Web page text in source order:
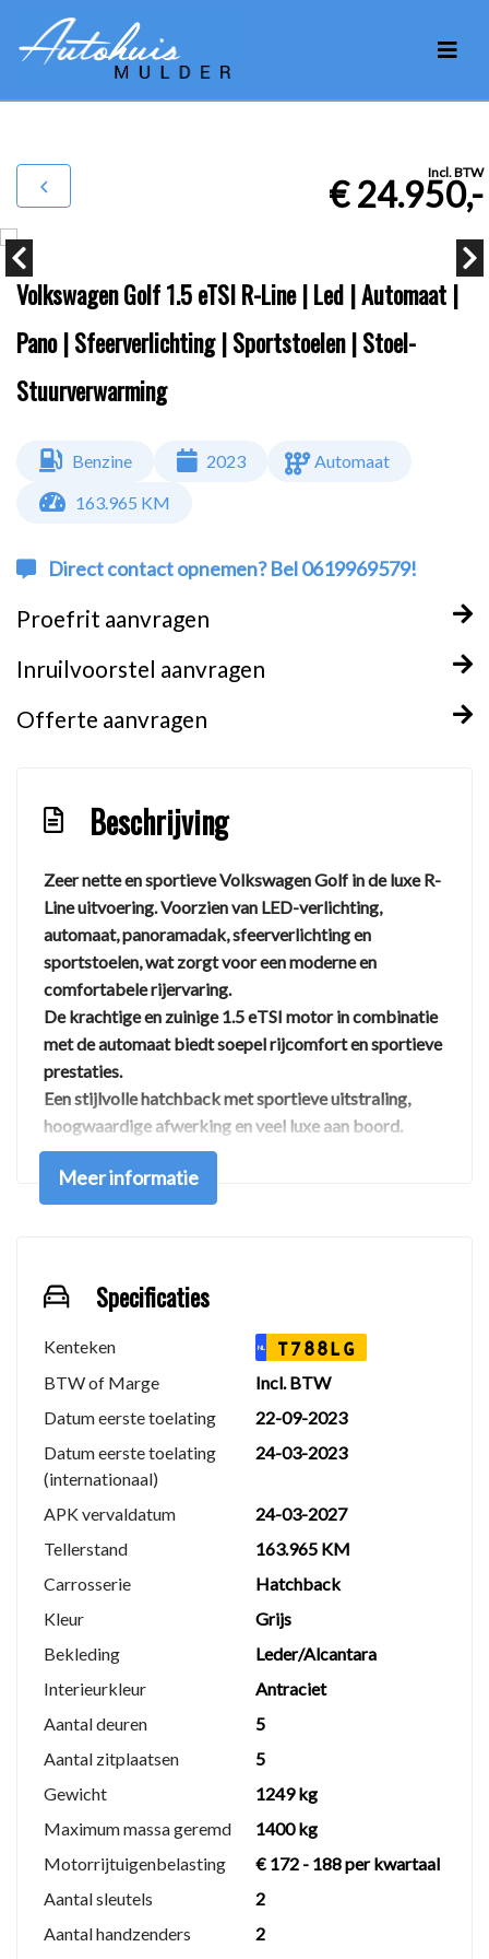
Incl. BTW
€ 24.950,-
Volkswagen Golf 1.5 eTSI R-Line | Led | Automaat |
Pano | Sfeerverlichting | Sportstoelen | Stoel-
Stuurverwarming
Benzine 2023
Automaat
163.965 KM
Direct contact opnemen? Bel 0619969579!
Proefrit aanvragen
Inruilvoorstel aanvragen
Offerte aanvragen
Beschrijving
Zeer nette en sportieve Volkswagen Golf in de luxe R-
Line uitvoering. Voorzien van LED-verlichting,
automaat, panoramadak, sfeerverlichting en
sportstoelen, wat zorgt voor een moderne en
comfortabele rijervaring.
De krachtige en zuinige 1.5 eTSI motor in combinatie
met de automaat biedt soepel rijcomfort en sportieve
prestaties.
Een stijlvolle hatchback met sportieve uitstraling,
hoogwaardige afwerking en veel luxe aan boord.
U bent van harte welkom voor een proefrit.
betrouwbare occasions tegen een scherpe prijs.
Afleverpakketten
Basis afleverpakket – €395
Minimaal 6 maanden geldige APK
Aflevercontrolebeurt
1 maand garantie op motor en versnellingsbak
€25 brandstof inbegrepen
Gratis tenaamstelling
Nieuwe APK
Onderhoudsbeurt volgens
6 maanden garantie tot 15.000 km
Auto grondig gereinigd van binnen en buiten
½ tank brandstof inbegrepen
Gratis tenaamstelling
Autohuis Mulder
Meer informatie
Specificaties
Kenteken NL T788LG
BTW of Marge
Incl. BTW
Datum eerste toelating
22-09-2023
Datum eerste toelating
(internationaal)
24-03-2023
APK vervaldatum
24-03-2027
Tellerstand
163.965 KM
Carrosserie
Hatchback
Kleur
Grijs
Bekleding
Leder/Alcantara
Interieurkleur
Antraciet
Aantal deuren
5
Aantal zitplaatsen
5
Gewicht
1249 kg
Maximum massa geremd
1400 kg
Motorrijtuigenbelasting
€ 172 - 188 per kwartaal
Aantal sleutels
2
Aantal handzenders
2